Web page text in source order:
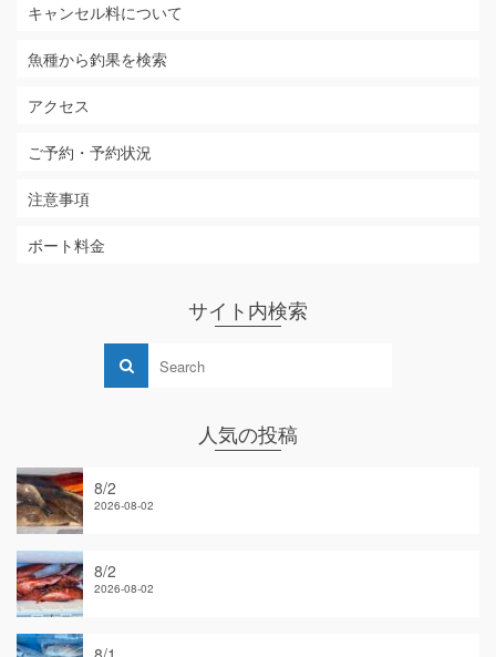
キャンセル料について
魚種から釣果を検索
アクセス
ご予約・予約状況
注意事項
ボート料金
サイト内検索
人気の投稿
8/2
2026-08-02
8/2
2026-08-02